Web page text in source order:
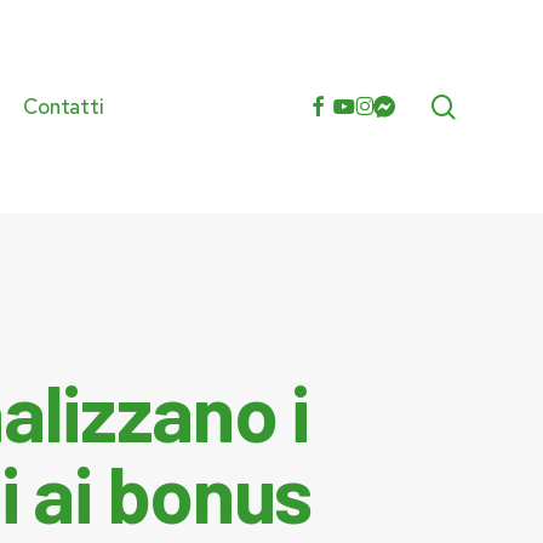
Contatti facebook
youtube
instagram
messenger
i
ai bonus